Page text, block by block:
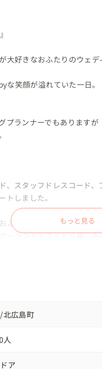
大好きなおふたりのウェデ
な笑顔が溢れていた一日。
プランナーでもありますが
、スタッフドレスコード
トしました。
ふたりが普段キャンプで使
ーランドやタイトル幕、
高の時間。
いえばローストチキン！
もっと見る
/北広島町
人
ア